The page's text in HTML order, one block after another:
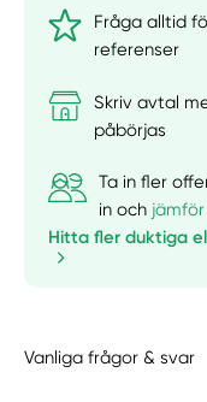
Fråga alltid
referenser
Skriv avtal
påbörjas
Ta in fler
in och
Hitta fler duktiga
Vanliga frågor & svar